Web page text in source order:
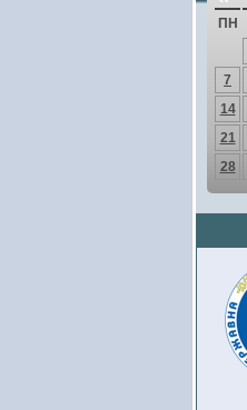
ПН
7
14
21
28